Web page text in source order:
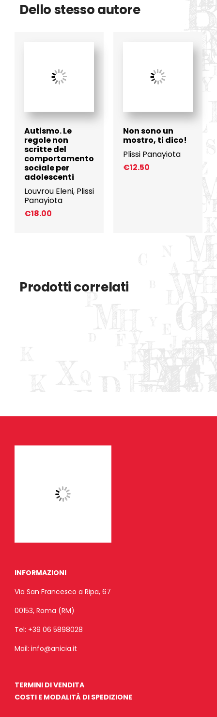
Dello stesso autore
Autismo. Le
regole non
scritte del
comportamento
sociale per
adolescenti
Louvrou Eleni, Plissi
Panayiota
€18.00
Non sono un
mostro, ti dico!
Plissi Panayiota
€12.50
Prodotti correlati
INFORMAZIONI
Via San Francesco a Ripa, 67
00153, Roma (RM)
Tel: +39 06 5898028
Mail: info@anicia.it
TERMINI DI VENDITA
COSTI E MODALITÀ DI SPEDIZIONE